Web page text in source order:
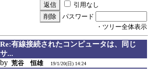
引用なし
パスワード
・ツリー全体表示
Re:有線接続されたコンピュータは、同じ
サ...
by 荒谷 恒雄 19/1/20(日) 14:24